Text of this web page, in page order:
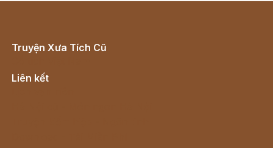
Truyện Xưa Tích Cũ
Liên kết